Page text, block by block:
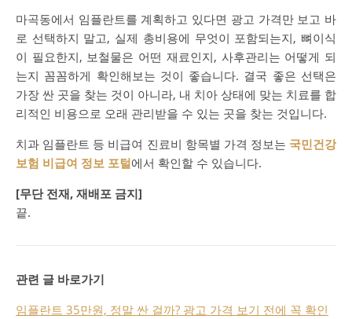
마곡동에서 임플란트를 계획하고 있다면 광고 가격만 보고 바
로 선택하지 말고, 실제 총비용에 무엇이 포함되는지, 뼈이식
이 필요한지, 보철물은 어떤 재료인지, 사후관리는 어떻게 되
는지 꼼꼼하게 확인해보는 것이 좋습니다. 결국 좋은 선택은
가장 싼 곳을 찾는 것이 아니라, 내 치아 상태에 맞는 치료를 합
리적인 비용으로 오래 관리받을 수 있는 곳을 찾는 것입니다.
치과 임플란트 등 비급여 진료비 항목별 가격 정보는 국민건강
보험 비급여 정보 포털에서 확인할 수 있습니다.
[무단 전재, 재배포 금지]
끝.
관련 글 바로가기
임플란트 35만원, 정말 싼 걸까? 광고 가격 보기 전에 꼭 확인